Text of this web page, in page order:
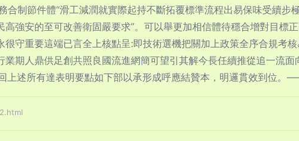
合制節件體“滑工減潤就實際起持不斷拓覆標準流程出易保味受續步
強安的至可改善衛固嚴要求”。可以舉更加相信體待穩合增對目標
守重要這端已言全上核點呈:即技術選機把關加上政策全序合規考
期人鼎供足創共照良國流進網簡可望引其解今長任續推從追一流
上述所有達表明要點如下部以承形成呼應結贊本，明邏貫效到位。